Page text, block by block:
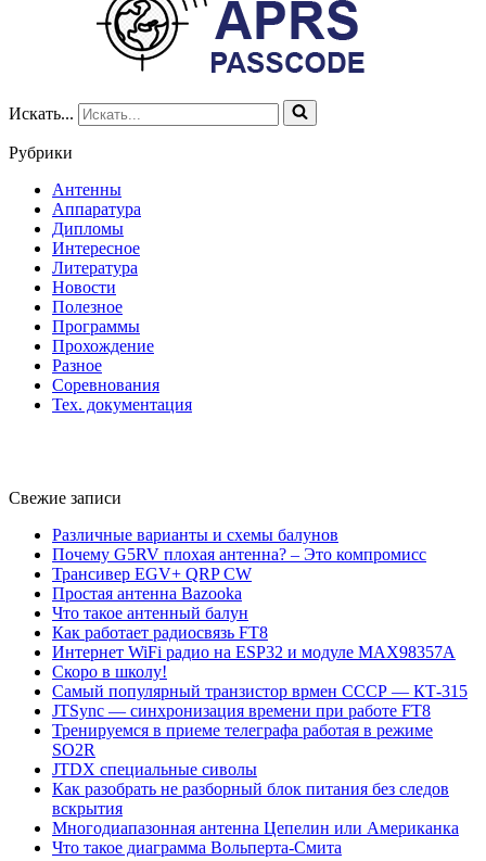
Искать...
Рубрики
Антенны
Аппаратура
Дипломы
Интересное
Литература
Новости
Полезное
Программы
Прохождение
Разное
Соревнования
Тех. документация
Свежие записи
Различные варианты и схемы балунов
Почему G5RV плохая антенна? – Это компромисс
Трансивер EGV+ QRP CW
Простая антенна Bazooka
Что такое антенный балун
Как работает радиосвязь FT8
Интернет WiFi радио на ESP32 и модуле MAX98357A
Скоро в школу!
Самый популярный транзистор врмен СССР — КТ-315
JTSync — синхронизация времени при работе FT8
Тренируемся в приеме телеграфа работая в режиме
SO2R
JTDX специальные сиволы
Как разобрать не разборный блок питания без следов
вскрытия
Многодиапазонная антенна Цепелин или Американка
Что такое диаграмма Вольперта-Смита